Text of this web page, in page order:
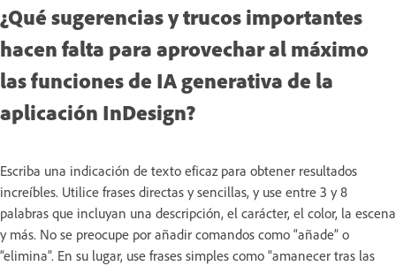
¿Qué sugerencias y trucos importantes
hacen falta para aprovechar al máximo
las funciones de IA generativa de la
aplicación InDesign?
Escriba una indicación de texto eficaz para obtener resultados
increíbles. Utilice frases directas y sencillas, y use entre 3 y 8
palabras que incluyan una descripción, el carácter, el color, la escena
y más. No se preocupe por añadir comandos como “añade” o
“elimina”. En su lugar, use frases simples como “amanecer tras las